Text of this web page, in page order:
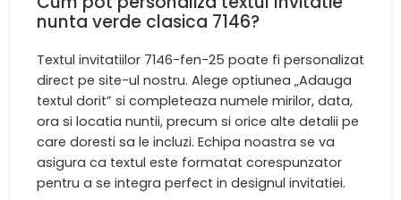
nunta verde clasica 7146?
Textul invitatiilor 7146-fen-25 poate fi personalizat
direct pe site-ul nostru. Alege optiunea „Adauga
textul dorit” si completeaza numele mirilor, data,
ora si locatia nuntii, precum si orice alte detalii pe
care doresti sa le incluzi. Echipa noastra se va
asigura ca textul este formatat corespunzator
pentru a se integra perfect in designul invitatiei.